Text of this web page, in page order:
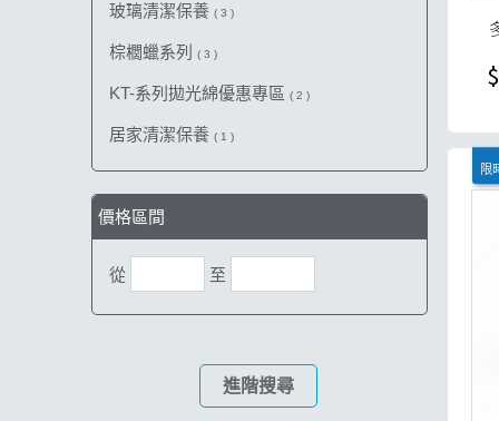
玻璃清潔保養 ( 3 )
棕櫚蠟系列 ( 3 )
KT-系列拋光綿優惠專區 ( 2 )
居家清潔保養 ( 1 )
價格區間
從 至
進階搜尋
限